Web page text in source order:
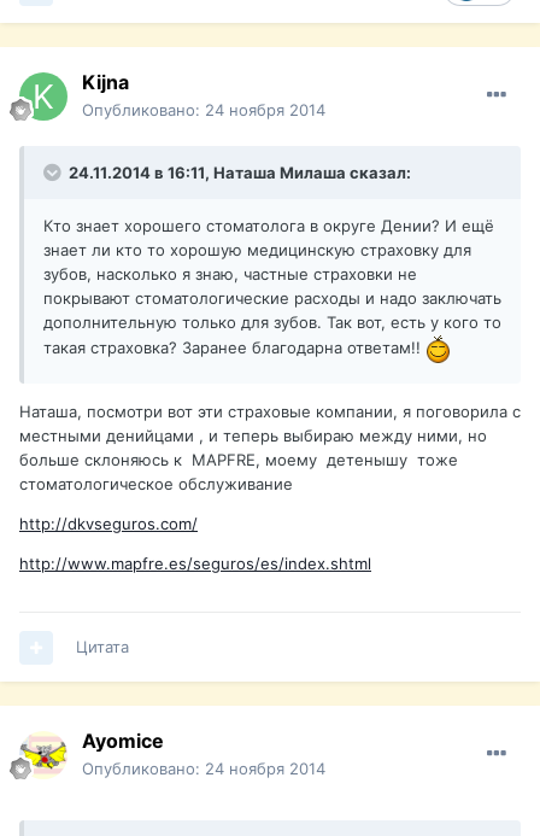
Kijna
Опубликовано: 24 ноября 2014
24.11.2014 в 16:11, Наташа Милаша сказал:
Кто знает хорошего стоматолога в округе Дении? И ещё
знает ли кто то хорошую медицинскую страховку для
зубов, насколько я знаю, частные страховки не
покрывают стоматологические расходы и надо заключать
дополнительную только для зубов. Так вот, есть у кого то
такая страховка? Заранее благодарна ответам!!
Наташа, посмотри вот эти страховые компании, я поговорила с
местными денийцами , и теперь выбираю между ними, но
больше склоняюсь к MAPFRE, моему детенышу тоже
стоматологическое обслуживание
http://dkvseguros.com/
http://www.mapfre.es/seguros/es/index.shtml
Цитата
Ayomice
Опубликовано: 24 ноября 2014